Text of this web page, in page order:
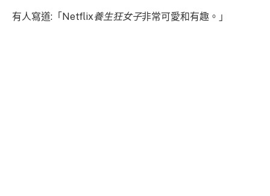
有人寫道:「Netflix養生狂女子非常可愛和有趣。」